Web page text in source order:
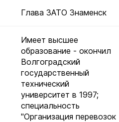
Глава ЗАТО Знаменск
Имеет высшее
образование - окончил
Волгоградский
государственный
технический
университет в 1997;
специальность
"Организация перевозок